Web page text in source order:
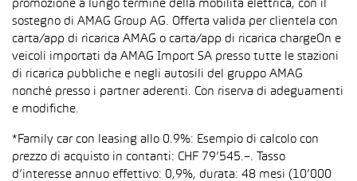
promozione a lungo termine della mobilità elettrica, con il
sostegno di AMAG Group AG. Offerta valida per clientela con
carta/app di ricarica AMAG o carta/app di ricarica chargeOn e
veicoli importati da AMAG Import SA presso tutte le stazioni
di ricarica pubbliche e negli autosili del gruppo AMAG
nonché presso i partner aderenti. Con riserva di adeguamenti
e modifiche.
*Family car con leasing allo 0.9%: Esempio di calcolo con
prezzo di acquisto in contanti: CHF 79’545.–. Tasso
d’interesse annuo effettivo: 0,9%, durata: 48 mesi (10’000